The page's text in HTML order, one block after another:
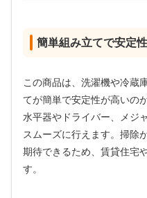
簡単組み立てで安定
この商品は、洗濯機や冷蔵
てが簡単で安定性が高いの
水平器やドライバー、メジ
スムーズに行えます。掃除
期待できるため、賃貸住宅
す。